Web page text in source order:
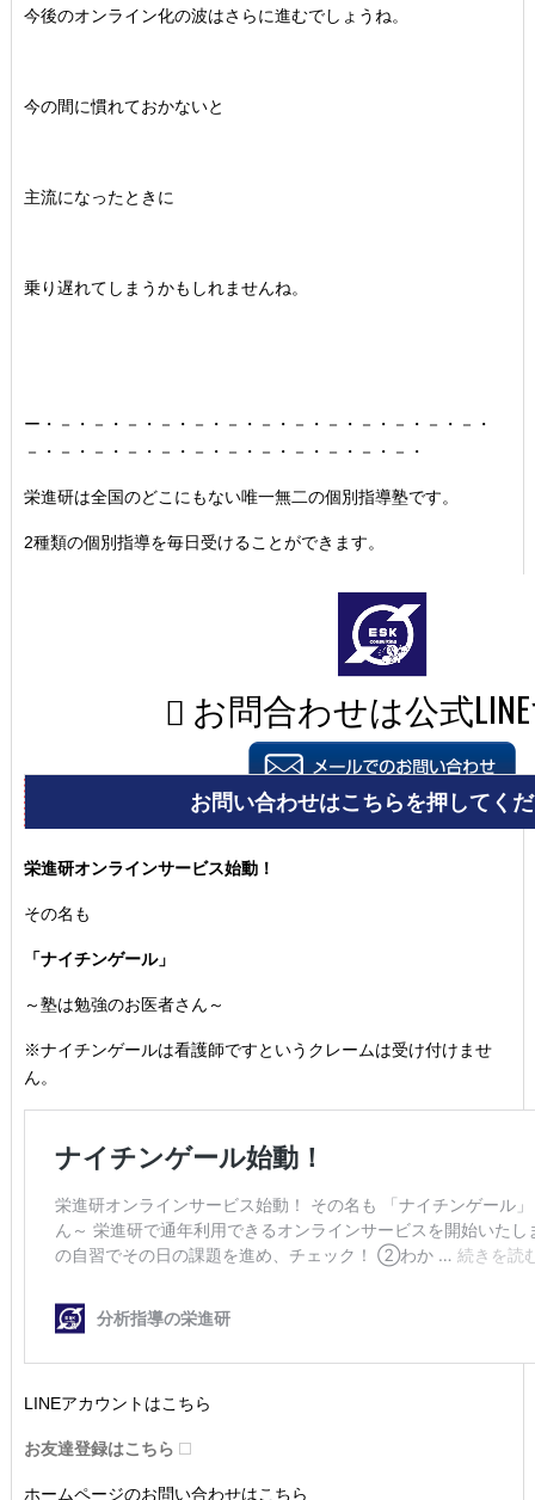
今後のオンライン化の波はさらに進むでしょうね。
今の間に慣れておかないと
主流になったときに
乗り遅れてしまうかもしれませんね。
ー・－・－・－・－・－・－・－・－・－・－・－・－・－・
－・－・－・－・－・－・－・－・－・－・－・－・
栄進研は全国のどこにもない唯一無二の個別指導塾です。
2種類の個別指導を毎日受けることができます。
栄進研オンラインサービス始動！
その名も
「ナイチンゲール」
～塾は勉強のお医者さん～
※ナイチンゲールは看護師ですというクレームは受け付けませ
ん。
LINEアカウントはこちら
お友達登録はこちら
ホームページのお問い合わせはこちら